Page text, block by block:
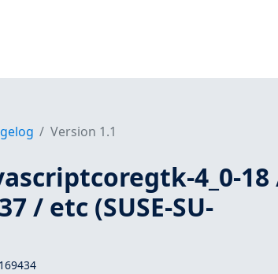
Version 1.1
4_0-
/ etc (SUSE-SU-